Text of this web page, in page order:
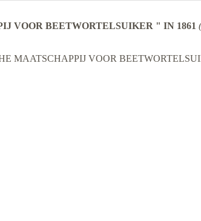
VOOR BEETWORTELSUIKER " IN 1861
MAATSCHAPPIJ VOOR